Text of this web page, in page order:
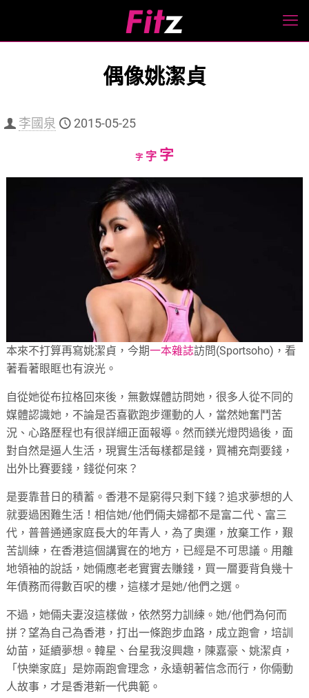
偶像姚潔貞
李國泉 2015-05-25
字Decrease
size.
字Reset
size.
字Increase
size.
本來不打算再寫姚潔貞，今期一本雜誌訪問(Sportsoho)，看
著看著眼眶也有淚光。
自從她從布拉格回來後，無數媒體訪問她，很多人從不同的
媒體認識她，不論是否喜歡跑步運動的人，當然她奮鬥苦
況、心路歷程也有很詳細正面報導。然而鎂光燈閃過後，面
對自然是逼人生活，現實生活每樣都是錢，買補充劑要錢，
出外比賽要錢，錢從何來？
是要靠昔日的積蓄。香港不是窮得只剩下錢？追求夢想的人
就要過困難生活！相信她/他們倆夫婦都不是富二代、富三
代，普普通通家庭長大的年青人，為了奧運，放棄工作，艱
苦訓練，在香港這個講實在的地方，已經是不可思議。用離
地領袖的說話，她倆應老老實實去賺錢，買一層要背負幾十
年債務而得數百呎的樓，這樣才是她/他們之選。
不過，她倆夫妻沒這樣做，依然努力訓練。她/他們為何而
拼？望為自己為香港，打出一條跑步血路，成立跑會，培訓
幼苗，延續夢想。韓星、台星我沒興趣，陳嘉豪、姚潔貞，
「快樂家庭」是妳兩跑會理念，永遠朝著信念而行，你倆動
人故事，才是香港新一代典範。